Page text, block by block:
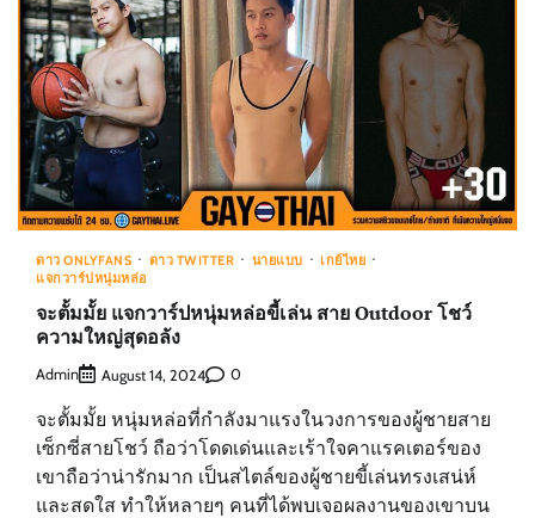
ดาว ONLYFANS ดาว TWITTER นายแบบ
เกย์ไทย
แจกวาร์ปหนุ่มหล่อ
จะตั้มมั้ย แจกวาร์ปหนุ่มหล่อขี้เล่น สาย Outdoor โชว์
ความใหญ่สุดอลัง
Admin August 14, 2024 0
จะตั้มมั้ย หนุ่มหล่อที่กำลังมาแรงในวงการของผู้ชายสาย
เซ็กซี่สายโชว์ ถือว่าโดดเด่นและเร้าใจคาแรคเตอร์ของ
เขาถือว่าน่ารักมาก เป็นสไตล์ของผู้ชายขี้เล่นทรงเสน่ห์
และสดใส ทำให้หลายๆ คนที่ได้พบเจอผลงานของเขาบน